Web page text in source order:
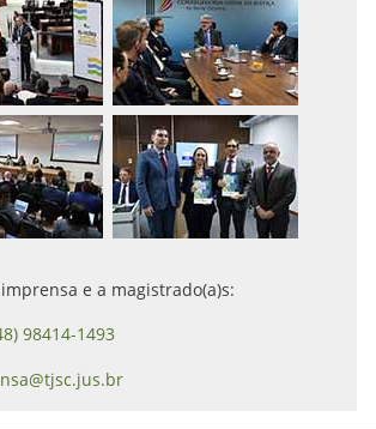
e a magistrado(a)s:
98414-1493